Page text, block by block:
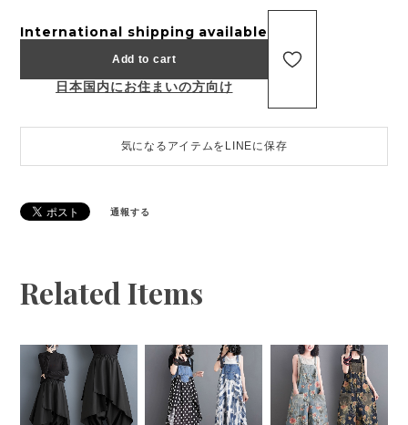
International shipping available
Add to cart
日本国内にお住まいの方向け
気になるアイテムをLINEに保存
通報する
Related Items